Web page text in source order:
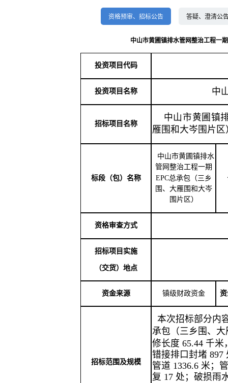
资格预审、招标公告 答疑、澄清公
中山市黄圃镇排水管网整治工程一
投资项目代码
投资项目名称 中
招标项目名称
中山市黄圃镇
雁围和大岑围片区
标段（包）名称
中山市黄圃镇排水
管网整治工程一期
EPC总承包（三乡
围、大雁围和大岑
围片区）
资格审查方式
招标项目 实施
（交货） 地点
资金来源 镇级财政资金
招标范围及规模
本次招标部分内
承包 （三乡围、
修长度 65.44 千米
错接排口封堵897
管道 1336.6米；
复 17 处；破损雨